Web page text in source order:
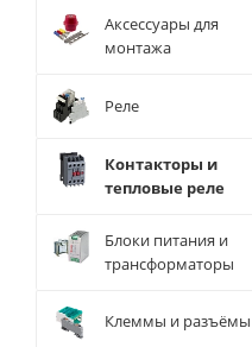
Аксессуары для
монтажа
Реле
Контакторы и
тепловые реле
Блоки питания и
трансформаторы
Клеммы и разъёмы